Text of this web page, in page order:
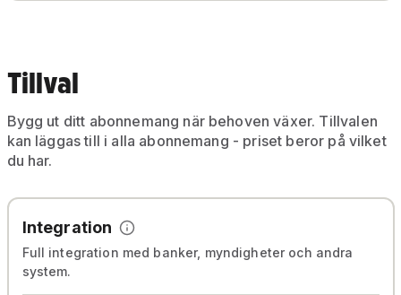
Tillval
Bygg ut ditt abonnemang när behoven växer. Tillvalen
kan läggas till i alla abonnemang - priset beror på vilket
du har.
Integration
Full integration med banker, myndigheter och andra
system.